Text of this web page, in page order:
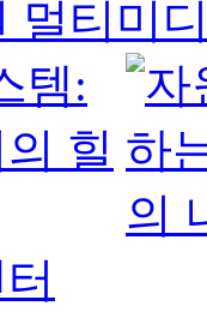
멀티미